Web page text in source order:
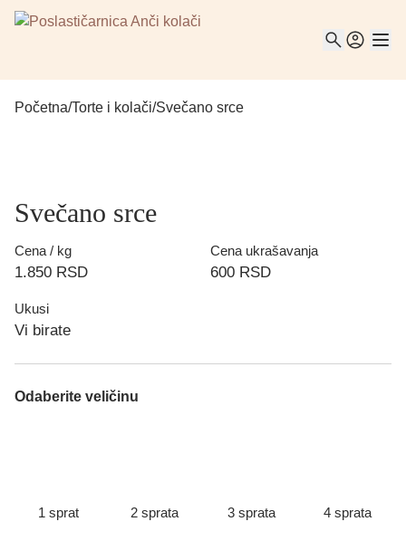
Početna/Torte i kolači/Svečano srce
Svečano srce
Cena / kg
1.850 RSD
Cena ukrašavanja
600 RSD
Ukusi
Vi birate
Odaberite veličinu
1 sprat 2 sprata 3 sprata 4 sprata